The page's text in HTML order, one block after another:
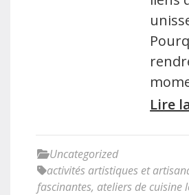
Lire
Uncategorized
activités artistiques et
fascinantes, ateliers de cuisine